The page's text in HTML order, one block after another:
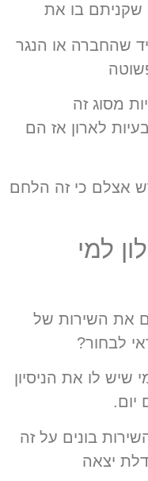
שקניתם בו את
שהחברה או הנגר
מסוג זה
לארון אז הם
אצלם כי זה הלחם
למי
את השירות של
לבחור?
לו את הניסיון
יום.
בונים על זה
יצאה